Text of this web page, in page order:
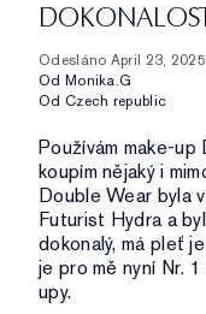
Odesláno April 23, 2025
Od Monika.G
Od Czech republic
Používám make-
koupím nějaký i
Double Wear byla
Futurist Hydra a
dokonalý, má pleť
je pro mě nyní Nr.
upy.